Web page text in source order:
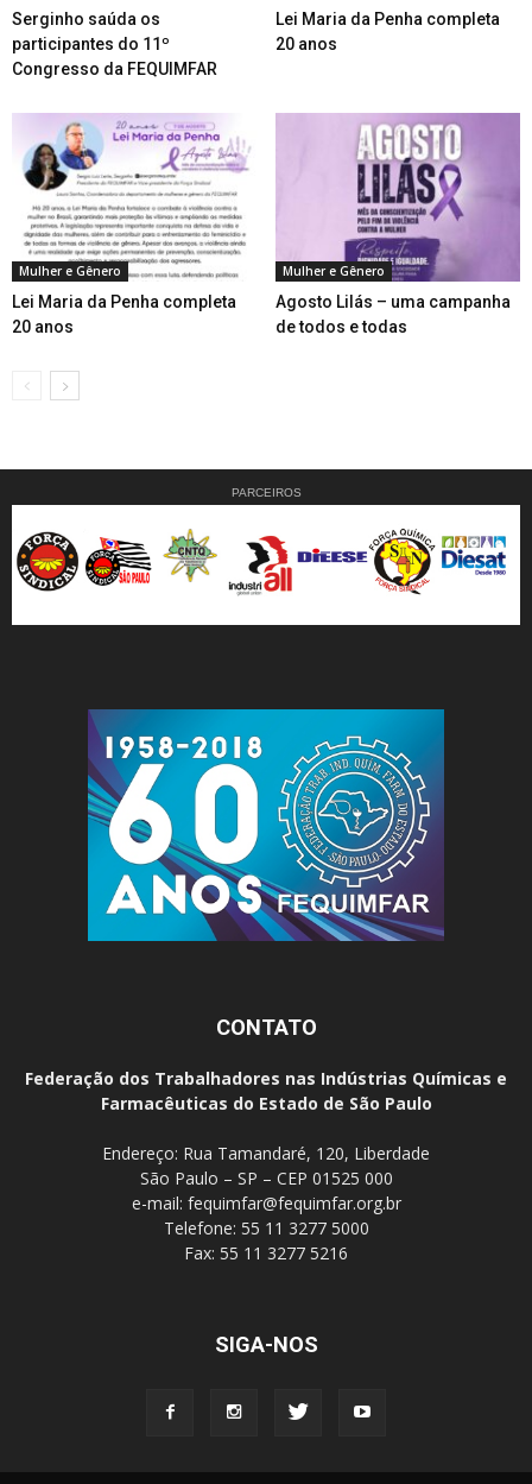
Serginho saúda os
participantes do 11º
Congresso da FEQUIMFAR
Lei Maria da Penha completa
20 anos
Mulher e Gênero
Lei Maria da Penha completa
20 anos
Mulher e Gênero
Agosto Lilás – uma campanha
de todos e todas
PARCEIROS
CONTATO
Federação dos Trabalhadores nas Indústrias Químicas e
Farmacêuticas do Estado de São Paulo
Endereço: Rua Tamandaré, 120, Liberdade
São Paulo – SP – CEP 01525 000
e-mail: fequimfar@fequimfar.org.br
Telefone: 55 11 3277 5000
Fax: 55 11 3277 5216
SIGA-NOS